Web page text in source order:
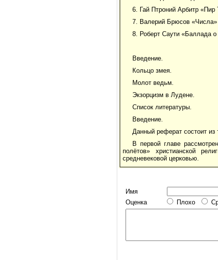
6. Гай Птроний Арбитр «Пир
7. Валерий Брюсов «Числа»
8. Роберт Саути «Баллада
Введение.
Кольцо змея.
Молот ведьм.
Экзорцизм в Лудене.
Список литературы.
Введение.
Данный реферат состоит из
В первой главе
полётов» христианской
средневековой церковью.
Имя
Оценка
Плохо